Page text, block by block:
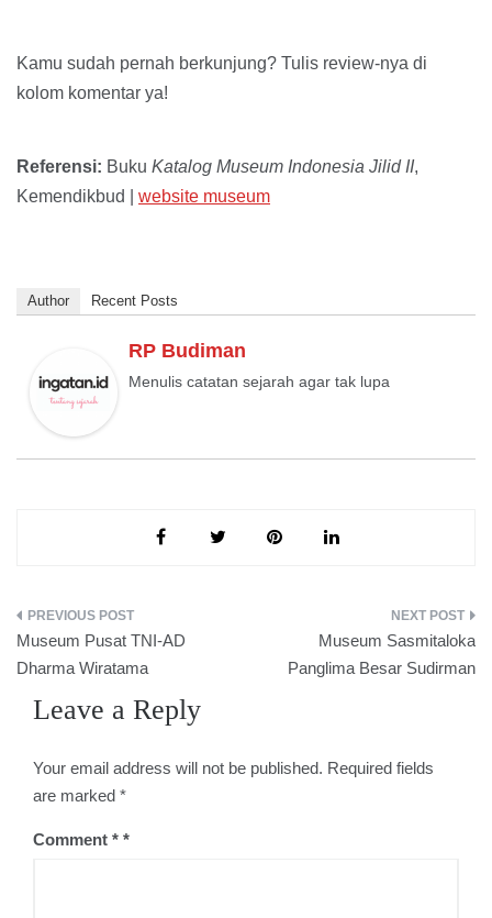
Kamu sudah pernah berkunjung? Tulis review-nya di
kolom komentar ya!
Referensi: Buku Katalog Museum Indonesia Jilid II,
Kemendikbud | website museum
Author Recent Posts
RP Budiman
Menulis catatan sejarah agar tak lupa
Post
navigation
Museum Pusat TNI-AD
Dharma Wiratama
Museum Sasmitaloka
Panglima Besar Sudirman
Leave a Reply
Your email address will not be published. Required fields
are marked *
Comment *